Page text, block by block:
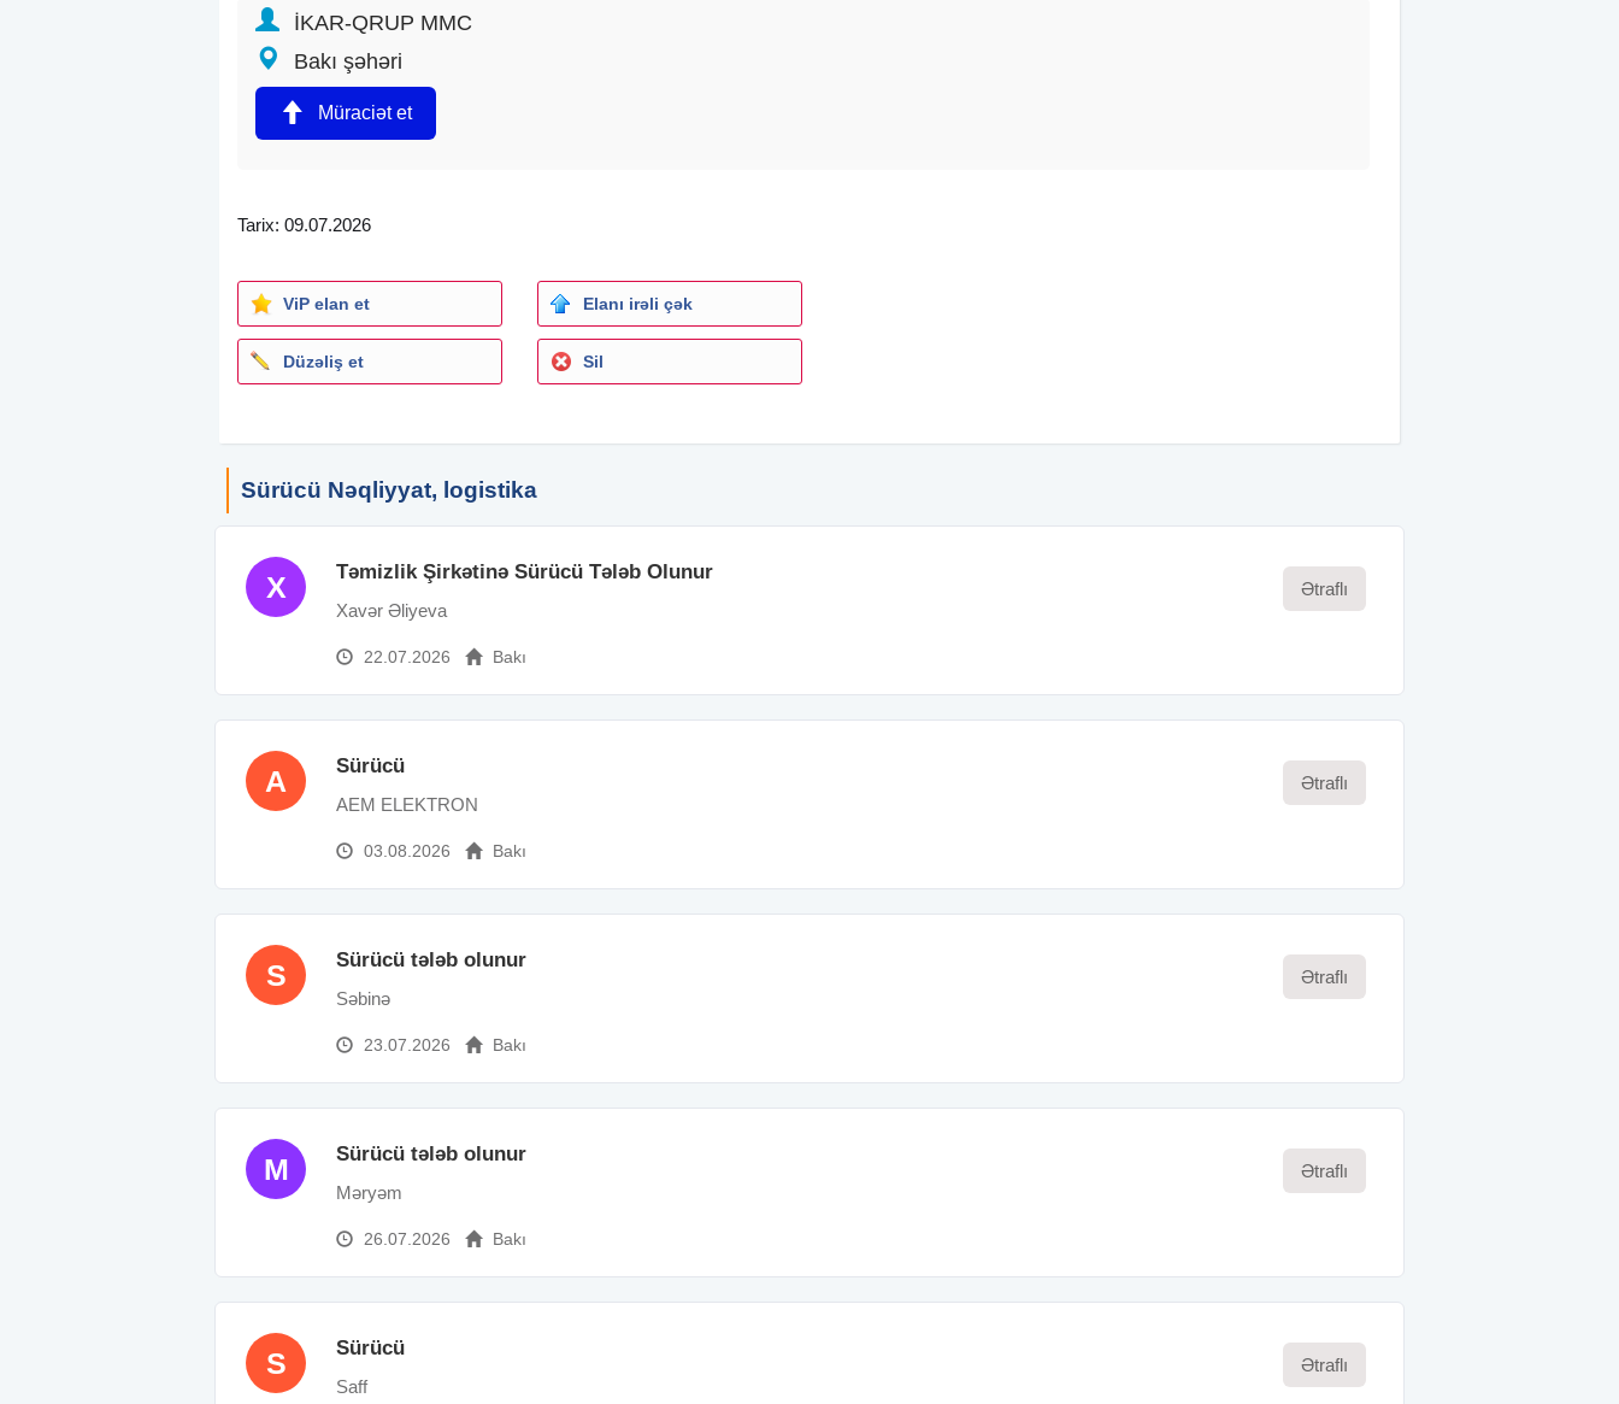
Su qablarının (19L və ya digər) yüklənməsi və boşaldılmasında iştirak etmək
Avtomobilin texniki vəziyyətinə nəzarət etmək və təmiz saxlanmasını təmin etmək
Müştərilərlə nəzakətli və peşəkar ünsiyyət qurmaq
Sifarişlərin düzgün təhvil verilməsinə nəzarət etmək.
Əmək haqqı: 600-800 AZN
İKAR-QRUP MMC
Bakı şəhəri
Müraciət et
Tarix: 09.07.2026
ViP elan et Elanı irəli çək
Düzəliş et Sil
Sürücü Nəqliyyat, logistika
X Təmizlik Şirkətinə Sürücü Tələb Olunur
Xavər Əliyeva
22.07.2026 Bakı
Ətraflı
A Sürücü
AEM ELEKTRON
03.08.2026 Bakı
Ətraflı
S Sürücü tələb olunur
Səbinə
23.07.2026 Bakı
Ətraflı
M Sürücü tələb olunur
Məryəm
26.07.2026 Bakı
Ətraflı
S Sürücü
Saff
Ətraflı